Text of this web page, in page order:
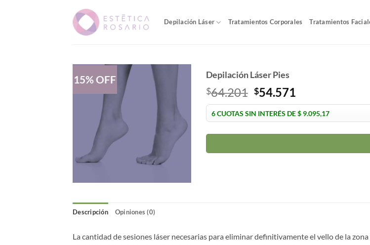
Depilación Láser Tratamientos Corporales Tratamientos
15% OFF
Depilación Láser Pies
$64.201 El
precio
original
$54.571
precio
actual
Descripción Opiniones (0)
La cantidad de sesiones láser necesarias para eliminar definitivamente el vello de la